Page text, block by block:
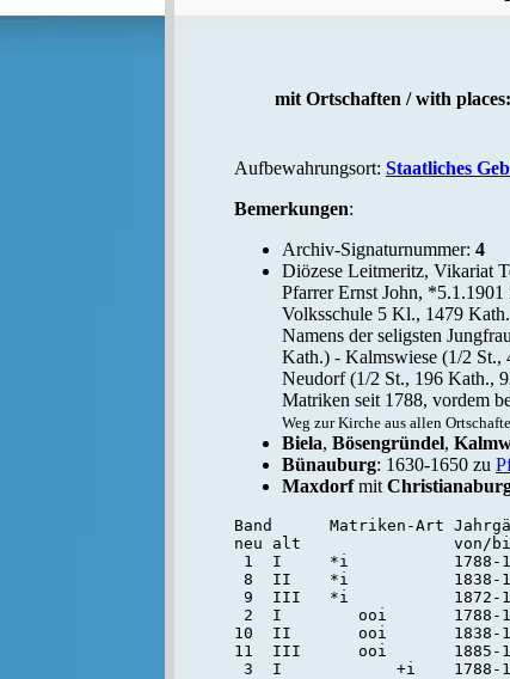
mit Ortschaften / with
Aufbewahrungsort: Staatliches
Bemerkungen:
Archiv-Signaturnummer: 4
Diözese Leitmeritz, Vikariat
Pfarrer Ernst John, *5.1.1901
Volksschule 5 Kl., 1479
Namens der seligsten
Kath.) - Kalmswiese (1/2
Neudorf (1/2 St., 196 Kath.,
Matriken seit 1788, vordem
Weg zur Kirche aus allen
Biela, Bösengründel,
Bünauburg: 1630-1650 zu
Maxdorfmit
Band      Matriken-Art
neu alt                von/
1  I     *i           1788-
8  II    *i           1838-
9  III   *i           1872-
2  I        ooi       1788-
10  II       ooi       1838-
11  III      ooi       1885-
3  I            +i    1788-